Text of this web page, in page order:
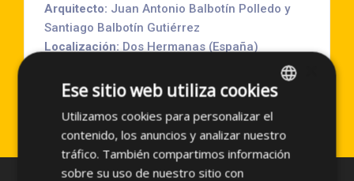
Arquitecto: Juan Antonio Balbotín Polledo y
Santiago Balbotín Gutiérrez
Localización: Dos Hermanas (España)
Superficie aproximada: 2000 m2
SPANISH
ENGLISH
Ese sitio web utiliza cookies
Utilizamos cookies para personalizar el
contenido, los anuncios y analizar nuestro
tráfico. También compartimos información
sobre su uso de nuestro sitio con